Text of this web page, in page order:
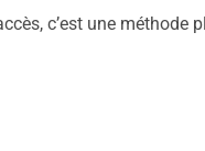
c’est une méthode